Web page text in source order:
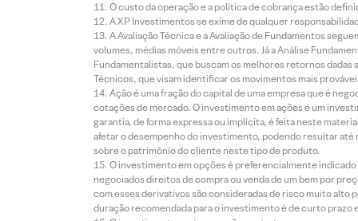
O custo da operação e a política de cobrança estão
A XP Investimentos se exime de qualquer
A Avaliação Técnica e a Avaliação de Fundamentos
volumes, médias móveis entre outros. Já a Análise
Fundamentalistas, que buscam os melhores retornos
Técnicos, que visam identificar os movimentos mais
Ação é uma fração do capital de uma empresa que é
cotações de mercado. O investimento em ações é um
garantia, de forma expressa ou implícita, é feita neste
afetar o desempenho do investimento, podendo resultar
sobre o patrimônio do cliente neste tipo de produto.
O investimento em opções é preferencialmente
negociados direitos de compra ou venda de um bem por
com esses derivativos são consideradas de risco muito alto
duração recomendada para o investimento é de curto